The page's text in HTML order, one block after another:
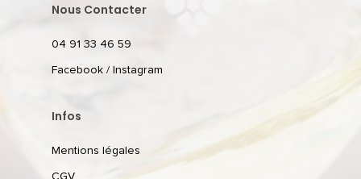
Nous Contacter
04 91 33 46 59
Facebook / Instagram
Infos
Mentions légales